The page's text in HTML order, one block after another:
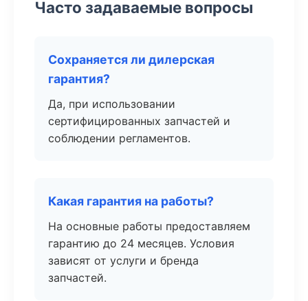
Часто задаваемые вопросы
Сохраняется ли дилерская
гарантия?
Да, при использовании
сертифицированных запчастей и
соблюдении регламентов.
Какая гарантия на работы?
На основные работы предоставляем
гарантию до 24 месяцев. Условия
зависят от услуги и бренда
запчастей.